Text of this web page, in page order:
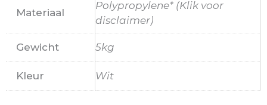
Materiaal
Polypropylene* (Klik voor
disclaimer)
Gewicht 5kg
Kleur Wit